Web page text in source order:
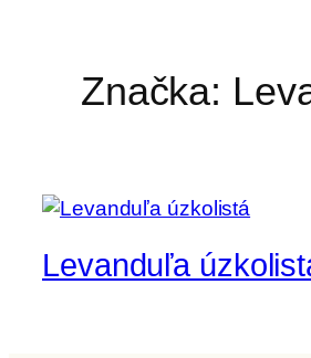
Značka:
Levanduľa